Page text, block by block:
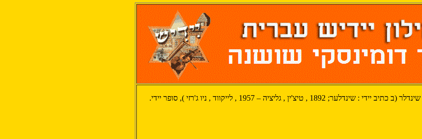
שינדלר (ב כתיב יידי : שינדלער; 1892 , טיצ'ין , גליציה – 1957 , לייקווד , ניו ג'רזי ), סופר יידי.